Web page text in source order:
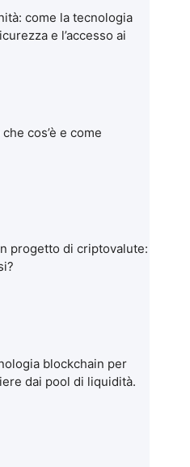
come la tecnologia
e l’accesso ai
cos’è e come
progetto di criptovalute:
blockchain per
dai pool di liquidità.